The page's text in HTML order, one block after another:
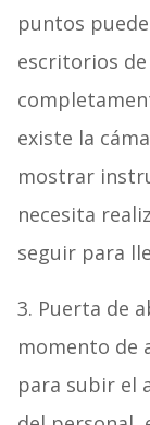
puntos
escritorios de
existe la
mostrar
necesita
seguir para
3. Puerta de
momento de
para subir el